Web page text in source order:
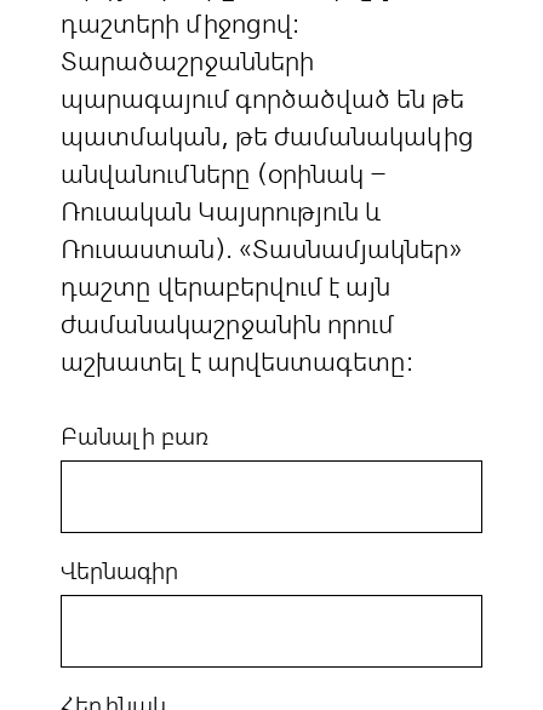
դաշտերի միջոցով:
Տարածաշրջանների
պարագայում գործածված են թե
պատմական, թե ժամանակակից
անվանումները (օրինակ –
Ռուսական Կայսրություն և
Ռուսաստան). «Տասնամյակներ»
դաշտը վերաբերվում է այն
ժամանակաշրջանին որում
աշխատել է արվեստագետը:
Բանալի բառ
Վերնագիր